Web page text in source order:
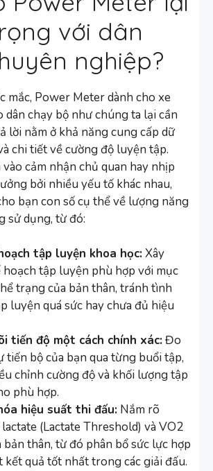
với dân
nghiệp?
mắc, Power Meter dành cho xe
dân chạy bộ như chúng ta lại cần
lời nằm ở khả năng cung cấp dữ
chi tiết về cường độ luyện tập.
cảm nhận chủ quan hay nhịp
bởi nhiều yếu tố khác nhau,
bạn con số cụ thể về lượng năng
sử dụng, từ đó:
tập luyện khoa học:Xây
hoạch tập luyện phù hợp với mục
trạng của bản thân, tránh tình
luyện quá sức hay chưa đủ hiệu
tiến độ một cách chính xác:Đo
tiến bộ của bạn qua từng buổi tập,
chỉnh cường độ và khối lượng tập
phù hợp.
hiệu suất thi đấu: Nắm rõ
(Lactate Threshold) và VO2
bản thân, từ đó phân bổ sức lực hợp
kết quả tốt nhất trong các giải đấu.